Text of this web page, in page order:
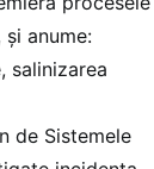
anume:
salinizarea
de Sistemele